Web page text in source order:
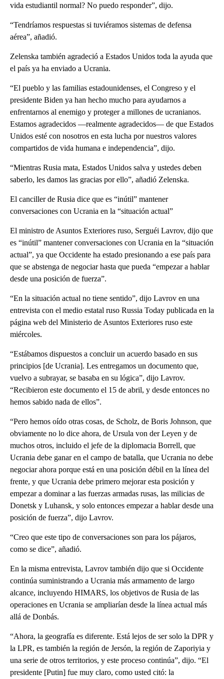
vida estudiantil normal? No puedo responder”, dijo.
“Tendríamos respuestas si tuviéramos sistemas de defensa
aérea”, añadió.
Zelenska también agradeció a Estados Unidos toda la ayuda que
el país ya ha enviado a Ucrania.
“El pueblo y las familias estadounidenses, el Congreso y el
presidente Biden ya han hecho mucho para ayudarnos a
enfrentarnos al enemigo y proteger a millones de ucranianos.
Estamos agradecidos —realmente agradecidos— de que Estados
Unidos esté con nosotros en esta lucha por nuestros valores
compartidos de vida humana e independencia”, dijo.
“Mientras Rusia mata, Estados Unidos salva y ustedes deben
saberlo, les damos las gracias por ello”, añadió Zelenska.
El canciller de Rusia dice que es “inútil” mantener
conversaciones con Ucrania en la “situación actual”
El ministro de Asuntos Exteriores ruso, Serguéi Lavrov, dijo que
es “inútil” mantener conversaciones con Ucrania en la “situación
actual”, ya que Occidente ha estado presionando a ese país para
que se abstenga de negociar hasta que pueda “empezar a hablar
desde una posición de fuerza”.
“En la situación actual no tiene sentido”, dijo Lavrov en una
entrevista con el medio estatal ruso Russia Today publicada en la
página web del Ministerio de Asuntos Exteriores ruso este
miércoles.
“Estábamos dispuestos a concluir un acuerdo basado en sus
principios [de Ucrania]. Les entregamos un documento que,
vuelvo a subrayar, se basaba en su lógica”, dijo Lavrov.
“Recibieron este documento el 15 de abril, y desde entonces no
hemos sabido nada de ellos”.
“Pero hemos oído otras cosas, de Scholz, de Boris Johnson, que
obviamente no lo dice ahora, de Ursula von der Leyen y de
muchos otros, incluido el jefe de la diplomacia Borrell, que
Ucrania debe ganar en el campo de batalla, que Ucrania no debe
negociar ahora porque está en una posición débil en la línea del
frente, y que Ucrania debe primero mejorar esta posición y
empezar a dominar a las fuerzas armadas rusas, las milicias de
Donetsk y Luhansk, y solo entonces empezar a hablar desde una
posición de fuerza”, dijo Lavrov.
“Creo que este tipo de conversaciones son para los pájaros,
como se dice”, añadió.
En la misma entrevista, Lavrov también dijo que si Occidente
continúa suministrando a Ucrania más armamento de largo
alcance, incluyendo HIMARS, los objetivos de Rusia de las
operaciones en Ucrania se ampliarían desde la línea actual más
allá de Donbás.
“Ahora, la geografía es diferente. Está lejos de ser solo la DPR y
la LPR, es también la región de Jersón, la región de Zaporiyia y
una serie de otros territorios, y este proceso continúa”, dijo. “El
presidente [Putin] fue muy claro, como usted citó: la